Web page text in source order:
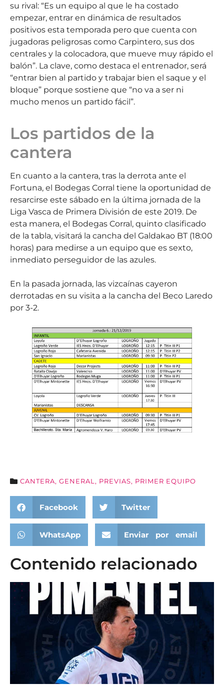
su rival: “Es un equipo al que le ha costado
empezar, entrar en dinámica de resultados
positivos esta temporada pero que cuenta con
jugadoras peligrosas como Carpintero, sus dos
centrales y la colocadora, que mueve muy rápido el
balón”. La clave, como destaca el entrenador, será
“entrar bien al partido y trabajar bien el saque y el
bloque” porque sostiene que “no va a ser ni
mucho menos un partido fácil”.
Los partidos de la
cantera
En cuanto a la cantera, tras la derrota ante el
Fortuna, el Bodegas Corral tiene la oportunidad de
resarcirse este sábado en la última jornada de la
Liga Vasca de Primera División de este 2019. De
esta manera, el Bodegas Corral, quinto clasificado
de la tabla, visitará la cancha del Galdakao BT (18:00
horas) para medirse a un equipo que es sexto,
inmediato perseguidor de las azules.
En la pasada jornada, las vizcaínas cayeron
derrotadas en su visita a la cancha del Beco Laredo
por 3-2.
CANTERA, GENERAL , PREVIAS, PRIMER EQUIPO
Facebook Twitter
WhatsApp Enviar por email
Contenido relacionado